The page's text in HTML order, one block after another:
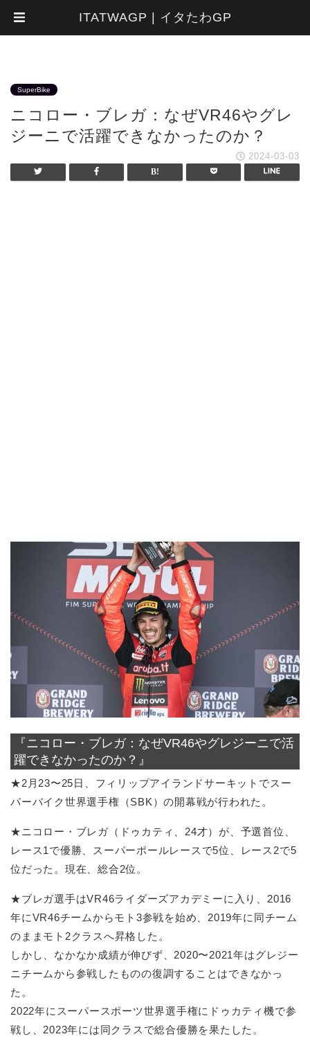
SuperBike
ニコロー・ブレガ：なぜVR46やグレ
ジーニで活躍できなかったのか？
2024-03-03
『ニコロー・ブレガ：なぜVR46やグレジーニで活
躍できなかったのか？』
★2月23〜25日、フィリップアイランドサーキットでスー
パーバイク世界選手権（SBK）の開幕戦が行われた。
★ニコロー・ブレガ（ドゥカティ、24才）が、予選首位、
レース1で優勝、スーパーポールレースで5位、レース2で5
位だった。現在、総合2位。
★ブレガ選手はVR46ライダーズアカデミーに入り、2016
年にVR46チームからモト3参戦を始め、2019年に同チーム
のままモト2クラスへ昇格した。
しかし、なかなか成績が伸びず、2020〜2021年はグレジー
ニチームから参戦したものの復調することはできなかっ
た。
2022年にスーパースポーツ世界選手権にドゥカティ機で参
戦し、2023年には同クラスで総合優勝を果たした。
ITATWAGP | イタたわGP